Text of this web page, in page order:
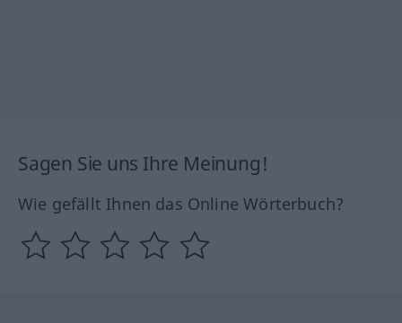
Sagen Sie uns Ihre Meinung!
Wie gefällt Ihnen das Online Wörterbuch?